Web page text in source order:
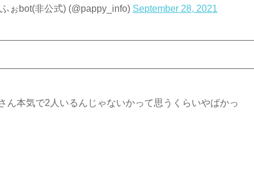
bot(非公式) (@pappy_info) September 28, 2021
ん本気で2人いるんじゃないかって思うくらいやばかっ